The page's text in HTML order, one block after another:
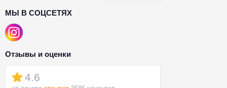
МЫ В СОЦСЕТЯХ
Отзывы и оценки
4.6